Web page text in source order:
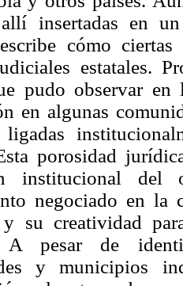
insertadas en
cómo
estatales.
pudo observar en
en algunas
ligadas
porosidad
institucional del
negociado en
y su creatividad
A pesar de
y municipios